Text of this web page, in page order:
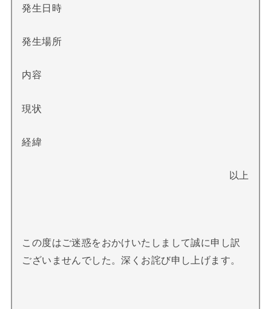
発生日時
発生場所
内容
現状
経緯
以上
この度はご迷惑をおかけいたしまして誠に申し訳
ございませんでした。深くお詫び申し上げます。